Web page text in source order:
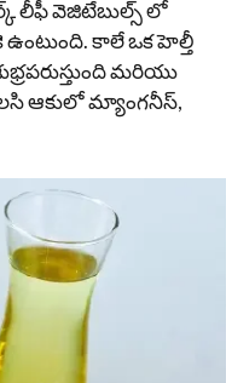
లీఫీ వెజిటేబుల్స్ లో
కాలే ఒక హెల్తీ
మరియు
ఆకులో మ్యాంగనీస్,